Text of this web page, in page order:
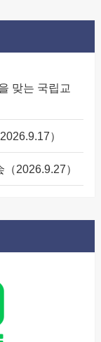
맞는 국립교
）
2026.9.27）